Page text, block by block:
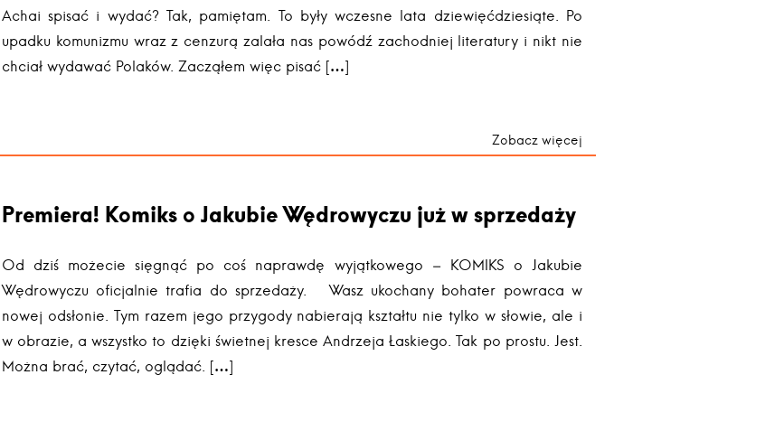
Achai spisać i wydać? Tak, pamiętam. To były wczesne lata dziewięćdziesiąte. Po
upadku komunizmu wraz z cenzurą zalała nas powódź zachodniej literatury i nikt nie
chciał wydawać Polaków. Zacząłem więc pisać […]
Zobacz więcej
Premiera! Komiks o Jakubie Wędrowyczu już w sprzedaży
Od dziś możecie sięgnąć po coś naprawdę wyjątkowego – KOMIKS o Jakubie
Wędrowyczu oficjalnie trafia do sprzedaży. Wasz ukochany bohater powraca w
nowej odsłonie. Tym razem jego przygody nabierają kształtu nie tylko w słowie, ale i
w obrazie, a wszystko to dzięki świetnej kresce Andrzeja Łaskiego. Tak po prostu. Jest.
Można brać, czytać, oglądać. […]